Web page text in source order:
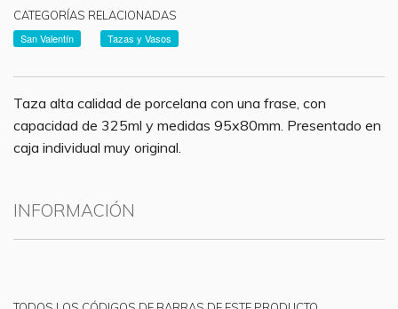
CATEGORÍAS RELACIONADAS
San Valentín
Tazas y Vasos
Taza alta calidad de porcelana con una frase, con
capacidad de 325ml y medidas 95x80mm. Presentado en
caja individual muy original.
INFORMACIÓN